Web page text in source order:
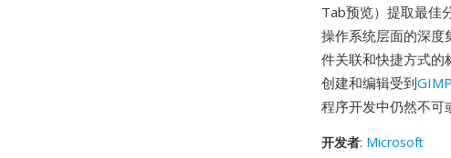
Tab预览）提取最佳
操作系统层面的深度
件关联和快捷方式的
创建和编辑受到GIMP
程序开发中仍然不可
开发者: Microsoft